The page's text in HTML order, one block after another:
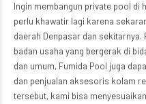
Ingin membangun private pool di
perlu khawatir lagi karena
daerah Denpasar dan sekitarnya.
badan usaha yang bergerak di
dan umum, Fumida Pool juga
dan penjualan aksesoris kolam
tersebut, kami bisa